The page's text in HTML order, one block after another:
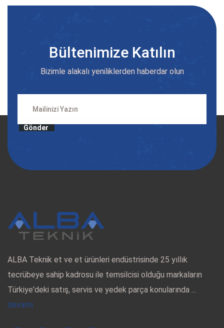
Bültenimize Katılın
Bizimle alakalı yeniliklerden haberdar olun
Gönder
ALBA Teknik et ve et ürünleri endüstrisinde 25 yıllık
tecrübeye sahip kadrosu ile temsilcisi olduğu markaların
Türkiye'deki satış, servis ve yedek parça konularında ...
devamı